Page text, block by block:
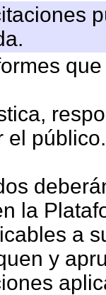
el público.
la
a
y